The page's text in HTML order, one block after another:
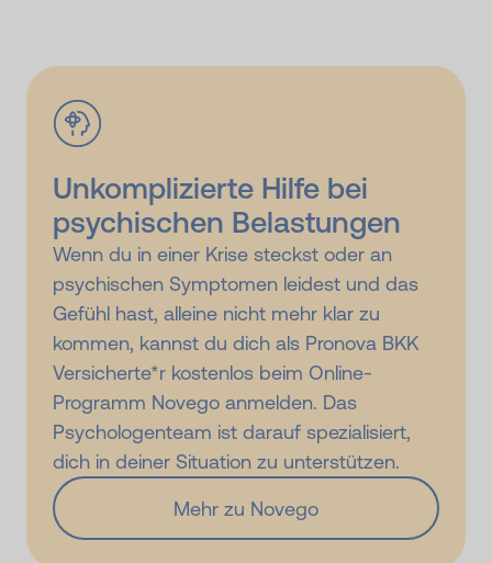
Unkomplizierte Hilfe bei
psychischen Belastungen
Wenn du in einer Krise steckst oder an
psychischen Symptomen leidest und das
Gefühl hast, alleine nicht mehr klar zu
kommen, kannst du dich als Pronova BKK
Versicherte*r kostenlos beim Online-
Programm Novego anmelden. Das
Psychologenteam ist darauf spezialisiert,
dich in deiner Situation zu unterstützen.
Mehr zu Novego